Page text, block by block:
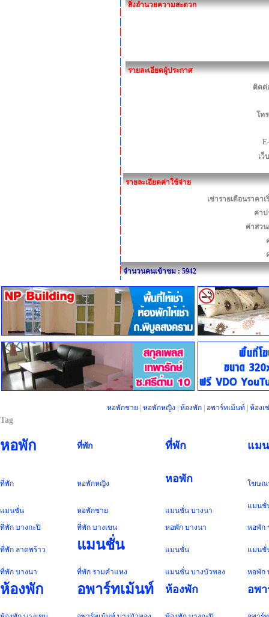
สิ่งอำนวยความสะดวก
รายละเอียดผู้ประกาศ
ติด
โท
เว็
รายละเอียดค่าใช้จ่าย
เช่ารายเดือนราคา
ค่าป
ค่าส่ว
จำนวนคนเข้าชม : 5942
หอพักชาย |หอพักหญิง |ห้องพัก อพาร์ทเม้นท์ |ห้องเ
Tag
หอพัก ที่พัก ที่พัก แม
ที่พัก หอพักหญิง หอพัก โฆษณ
แมนชั่น หอพักชาย แมนชั่น บางนา
แมนชั่
ที่พัก บางกะปิ ที่พัก บางเขน หอพัก บางนา หอพัก
ที่พัก ลาดพร้าว แมนชั่น แมนชั่น แมนชั่
ที่พัก บางนา ที่พัก รามคำแหง แมนชั่น บางบัวทอง หอพัก
ห้องพัก อพาร์ทเม้นท์ ห้องพัก อพ